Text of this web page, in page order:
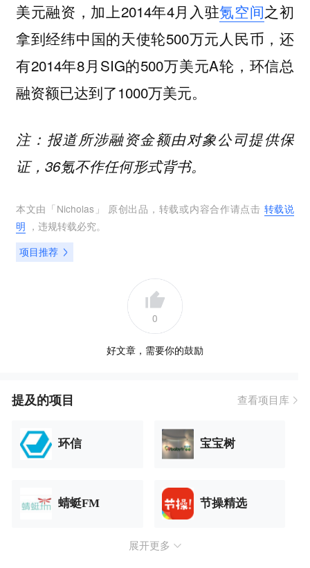
美元融资，加上2014年4月入驻氪空间之初
拿到经纬中国的天使轮500万元人民币，还
有2014年8月SIG的500万美元A轮，环信总
融资额已达到了1000万美元。
注：报道所涉融资金额由对象公司提供保
证，36氪不作任何形式背书。
本文由「 Nicholas」 原创出品，转载或内容合作请点击 转载说
明 ，违规转载必究。
项目推荐
0
好文章，需要你的鼓励
提及的项目 查看项目库
环信 宝宝树
蜻蜓FM 节操精选
展开更多